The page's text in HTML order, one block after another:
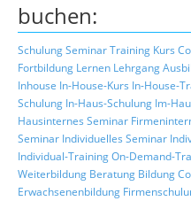
buchen:
SchulungSeminarTraining Kurs
Fortbildung Lernen Lehrgang
Inhouse In-House-Kurs In-House-
Schulung In-Haus-Schulung Im-
Hausinternes Seminar
Seminar Individuelles Seminar
Individual-TrainingOn-Demand-
Weiterbildung Beratung Bildung
Erwachsenenbildung